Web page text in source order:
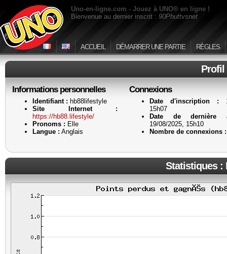
Uno-en-ligne.com - Jouez à UNO® en ligne !
Bienvenue au dernier inscrit : 90Phuttvsnet
ACCUEIL DÉMARRER UNE PARTIE RÈGLES
Informations personnelles
Identifiant : hb88lifestyle
Site Internet :
https://hb88.lifestyle/
Pronoms : Elle
Langue : Anglais
Connexions
Date d'inscription :
15h07
Date de dernière
19/08/2025, 15h10
Nombre de connexions :
Statistiques :